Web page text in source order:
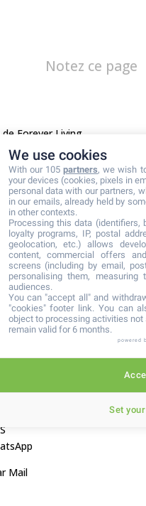
Notez ce page
Forever Living
directement en
votreDistributeur
:
7, de préférence de
Mail
We use cookies
With our 105partners, we wish
your devices (cookies, pixels in
personal data with our partners,
in our emails, already held by
in other contexts.
Processing this data (identifiers,
loyalty programs, IP, postal
geolocation, etc.) allows
content, commercial offers
screens (including by email,
personalising them, measuring
audiences.
You can "accept all" and
"cookies" footer link. You can
object to processing activities
remain valid for 6 months.
powered
Set